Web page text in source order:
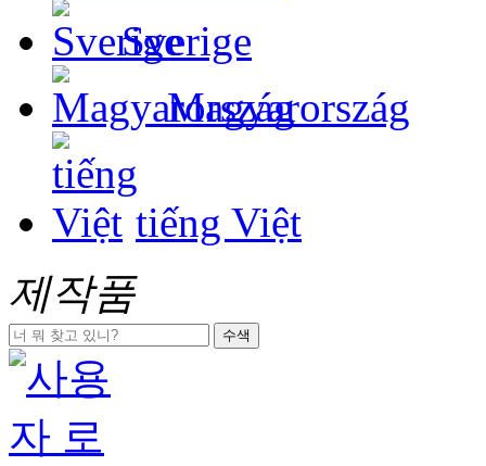
Sverige
Magyarország
tiếng Việt
제작품
수색